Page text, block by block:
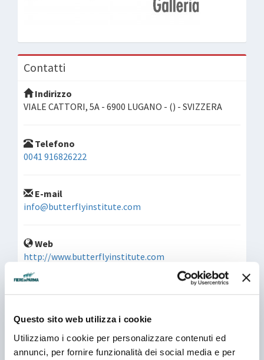
Questo sito web utilizza i cookie
Utilizziamo i cookie per personalizzare contenuti ed
annunci, per fornire funzionalità dei social media e per
Contatti
Indirizzo
VIALE CATTORI, 5A - 6900 LUGANO - () - SVIZZERA
Telefono
0041 916826222
E-mail
info@butterflyinstitute.com
Web
http://www.butterflyinstitute.com
La caccia con il falco